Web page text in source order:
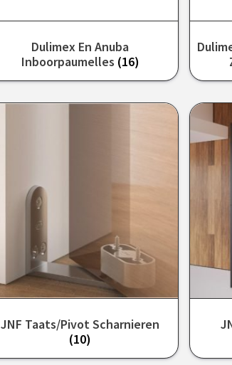
Dulimex En Anuba
Inboorpaumelles (16)
JNF Taats/pivot Scharnieren
(10)